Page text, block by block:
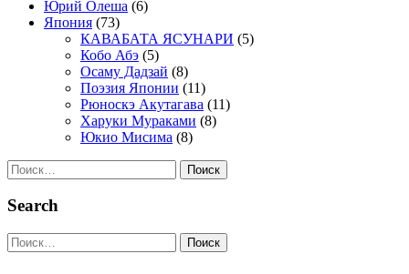
Юрий Олеша (6)
Япония (73)
КАВАБАТА ЯСУНАРИ (5)
Кобо Абэ (5)
Осаму Дадзай (8)
Поэзия Японии (11)
Рюноскэ Акутагава (11)
Харуки Мураками (8)
Юкио Мисима (8)
Найти:
Search
Найти: